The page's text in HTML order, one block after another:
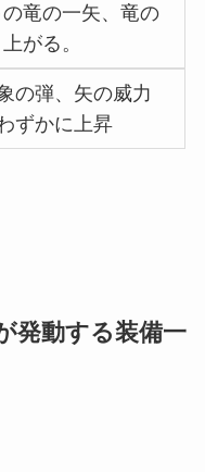
竜の一矢、竜の
がる。
の弾、矢の威力
ずかに上昇
発動する装備一